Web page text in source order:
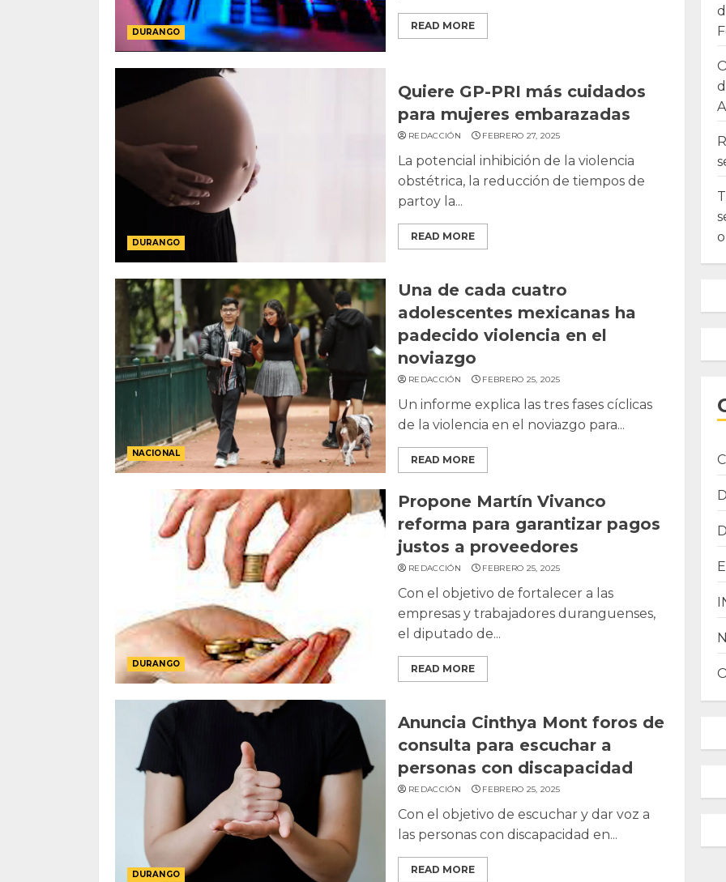
DURANGO READ MORE
DURANGO
Quiere GP-PRI más cuidados
para mujeres embarazadas
REDACCIÓN FEBRERO 27, 2025
La potencial inhibición de la violencia
obstétrica, la reducción de tiempos de
partoy la...
READ MORE
NACIONAL
Una de cada cuatro
adolescentes mexicanas ha
padecido violencia en el
noviazgo
REDACCIÓN FEBRERO 25, 2025
Un informe explica las tres fases cíclicas
de la violencia en el noviazgo para...
READ MORE
DURANGO
Propone Martín Vivanco
reforma para garantizar pagos
justos a proveedores
REDACCIÓN FEBRERO 25, 2025
Con el objetivo de fortalecer a las
empresas y trabajadores duranguenses,
el diputado de...
READ MORE
DURANGO
Anuncia Cinthya Mont foros de
consulta para escuchar a
personas con discapacidad
REDACCIÓN FEBRERO 25, 2025
Con el objetivo de escuchar y dar voz a
las personas con discapacidad en...
READ MORE